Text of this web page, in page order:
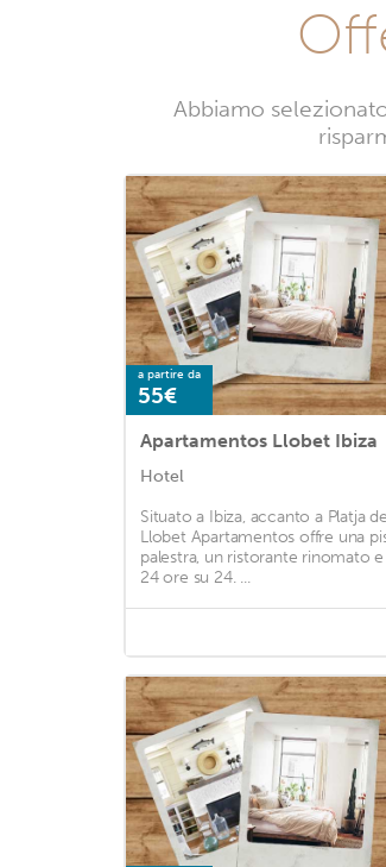
Abbiamo
a partire da
55€
Apartamentos Llobet Ibiza
Hotel
Situato a Ibiza, accanto a Platja
Llobet Apartamentos offre una
palestra, un ristorante rinomato
24 ore su 24. ...